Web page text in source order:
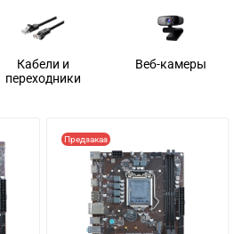
Кабели и
переходники
Веб-камеры
Предзаказ